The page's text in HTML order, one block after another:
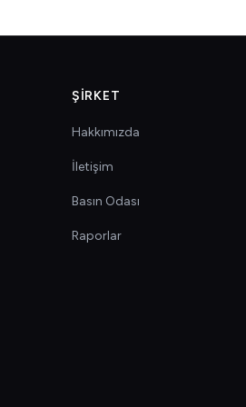
ŞIRKET
Hakkımızda
İletişim
Basın Odası
Raporlar